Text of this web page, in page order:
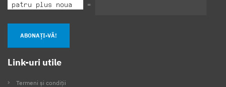
=
ABONAȚI-VĂ!
Link-uri utile
Termeni și condiții